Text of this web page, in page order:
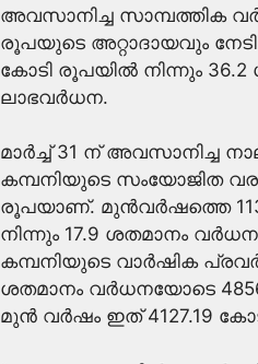
അവസാനിച്ച സാമ്പത്തിക
രൂപയുടെ അറ്റാദായവും
കോടി രൂപയിൽ നിന്നും
ലാഭവർധന.
മാർച്ച് 31 ന് അവസാനിച്ച
കമ്പനിയുടെ സംയോജിത
രൂപയാണ്. മുൻവർഷത്തെ
നിന്നും 17.9 ശതമാനം
കമ്പനിയുടെ വാർഷിക
ശതമാനം വർധനയോടെ
മുൻ വർഷം ഇത് 4127.19